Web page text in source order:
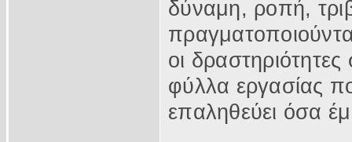
δύναμη, ροπή,
οι
φύλλα εργασίας
επαληθεύει όσα